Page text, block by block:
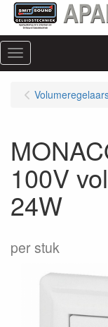
Menu
100V
24W
per stuk